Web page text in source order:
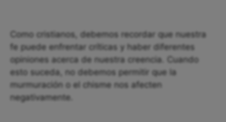
Como cristianos, debemos recordar que nuestra
fe puede enfrentar críticas y haber diferentes
opiniones acerca de nuestra creencia. Cuando
esto suceda, no debemos permitir que la
murmuración o el chisme nos afecten
negativamente.